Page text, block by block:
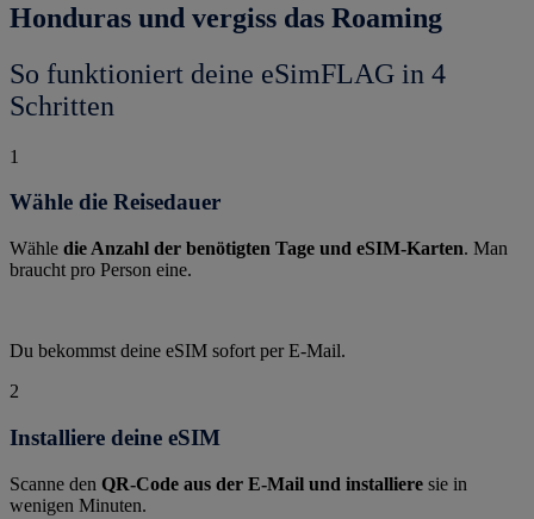
Honduras und vergiss das Roaming
So funktioniert deine eSimFLAG in 4
Schritten
1
Wähle die Reisedauer
Wähle die Anzahl der benötigten Tage und eSIM-Karten. Man
braucht pro Person eine.
Du bekommst deine eSIM sofort per E-Mail.
2
Installiere deine eSIM
Scanne den QR-Code aus der E-Mail und installiere sie in
wenigen Minuten.